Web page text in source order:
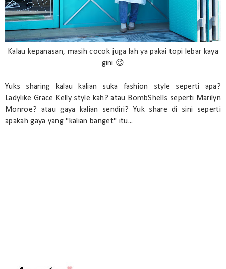
Kalau kepanasan, masih cocok juga lah ya pakai topi lebar kaya
gini 😉
Yuks sharing kalau kalian suka fashion style seperti apa?
Ladylike Grace Kelly style kah? atau BombShells seperti Marilyn
Monroe? atau gaya kalian sendiri? Yuk share di sini seperti
apakah gaya yang "kalian banget" itu...